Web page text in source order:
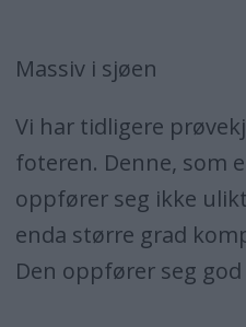
Massiv i sjøen
Vi har tidligere
foteren. Denne, som
oppfører seg ikke
enda større grad
Den oppfører seg